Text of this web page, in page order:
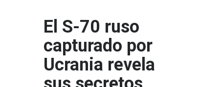
El S-70 ruso
capturado por
Ucrania revela